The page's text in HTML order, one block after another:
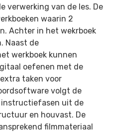
verwerking van de les. De
waarin 2
Achter in het wekrboek
Naast de
werkboek kunnen
oefenen met de
taken voor
volgt de
instructiefasen uit de
en houvast. De
filmmateriaal